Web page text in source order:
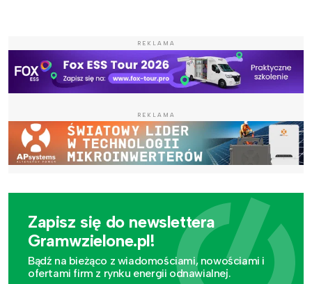
REKLAMA
REKLAMA
Zapisz się do newslettera
Gramwzielone.pl!
Bądź na bieżąco z wiadomościami, nowościami i
ofertami firm z rynku energii odnawialnej.